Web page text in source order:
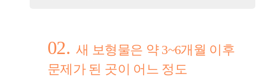
02. 새 보형물은 약 3~6개월 이후
문제가 된 곳이 어느 정도